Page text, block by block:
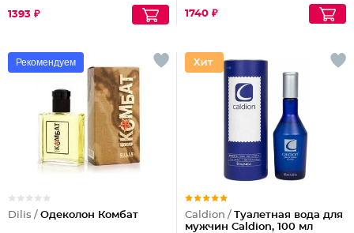
1393 ₽ 1740 ₽
Рекомендуем
Dilis / Одеколон Комбат Caldion / Туалетная вода для
мужчин Caldion, 100 мл